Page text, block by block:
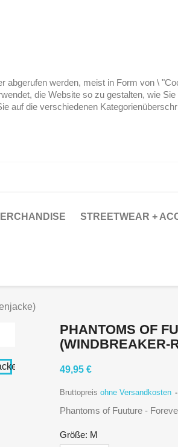
werden, meist in Form von \
die Website so zu gestalten, wie
auf die verschiedenen
STREETWEAR +
PHANTOMS OF
(WINDBREAKER-
49,95 €
Bruttopreis ohne Versandkosten
Phantoms of Fuuture -
Größe: M